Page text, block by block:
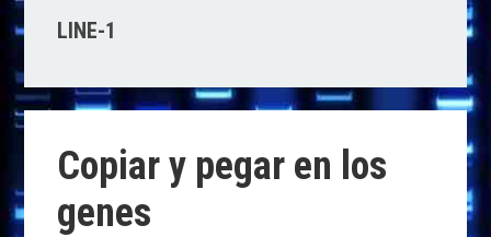
LINE-1
Copiar y pegar en los
genes